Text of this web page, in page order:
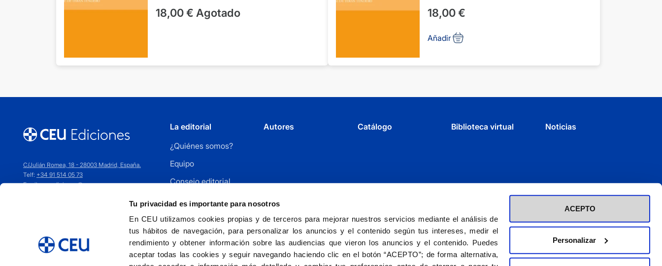
Tu privacidad es importante para nosotros
En CEU utilizamos cookies propias y de terceros para mejorar nuestros servicios mediante el análisis de
tus hábitos de navegación, para personalizar los anuncios y el contenido según tus intereses, medir el
rendimiento y obtener información sobre las audiencias que vieron los anuncios y el contenido. Puedes
aceptar todas las cookies y seguir navegando haciendo clic en el botón “ACEPTO”; de forma alternativa,
ACEPTO
Personalizar
18,00€ Agotado 18,00€
Añadir
C/Julián Romea, 18 - 28003 Madrid, España.
Telf: +34 91 514 05 73
Email:ceuediciones@ceu.es
La editorial
¿Quiénes somos?
Equipo
Consejo editorial
Cómo publicar
Distribuidores
Contacto
Autores Catálogo Biblioteca virtual Noticias